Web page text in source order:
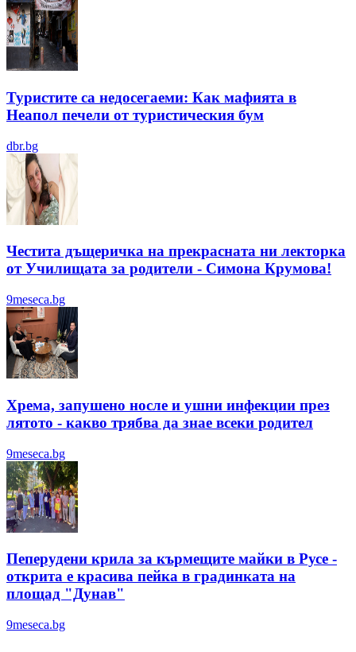
Туристите са недосегаеми: Как мафията в
Неапол печели от туристическия бум
dbr.bg
Честита дъщеричка на прекрасната ни лекторка
от Училищата за родители - Симона Крумова!
9meseca.bg
Хрема, запушено носле и ушни инфекции през
лятотo - какво трябва да знае всеки родител
9meseca.bg
Пеперудени крила за кърмещите майки в Русе -
открита е красива пейка в градинката на
площад "Дунав"
9meseca.bg